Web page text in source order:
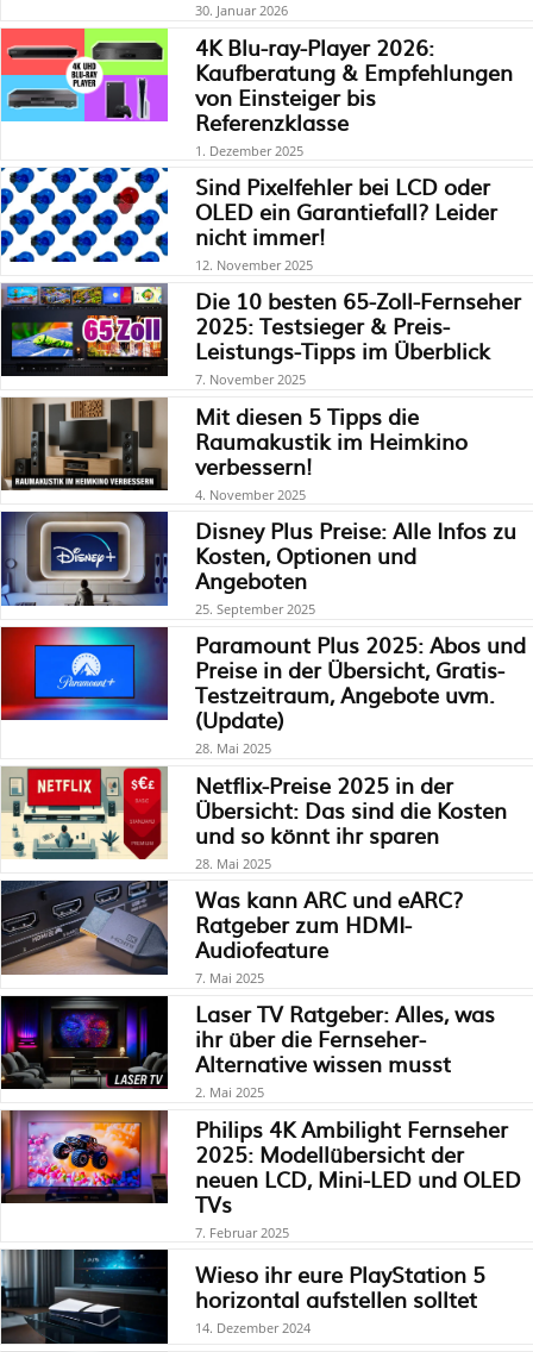
30. Januar 2026
4K Blu-ray-Player 2026:
Kaufberatung & Empfehlungen
von Einsteiger bis
Referenzklasse
1. Dezember 2025
Sind Pixelfehler bei LCD oder
OLED ein Garantiefall? Leider
nicht immer!
12. November 2025
Die 10 besten 65-Zoll-Fernseher
2025: Testsieger & Preis-
Leistungs-Tipps im Überblick
7. November 2025
Mit diesen 5 Tipps die
Raumakustik im Heimkino
verbessern!
4. November 2025
Disney Plus Preise: Alle Infos zu
Kosten, Optionen und
Angeboten
25. September 2025
Paramount Plus 2025: Abos und
Preise in der Übersicht, Gratis-
Testzeitraum, Angebote uvm.
(Update)
28. Mai 2025
Netflix-Preise 2025 in der
Übersicht: Das sind die Kosten
und so könnt ihr sparen
28. Mai 2025
Was kann ARC und eARC?
Ratgeber zum HDMI-
Audiofeature
7. Mai 2025
Laser TV Ratgeber: Alles, was
ihr über die Fernseher-
Alternative wissen musst
2. Mai 2025
Philips 4K Ambilight Fernseher
2025: Modellübersicht der
neuen LCD, Mini-LED und OLED
TVs
7. Februar 2025
Wieso ihr eure PlayStation 5
horizontal aufstellen solltet
14. Dezember 2024